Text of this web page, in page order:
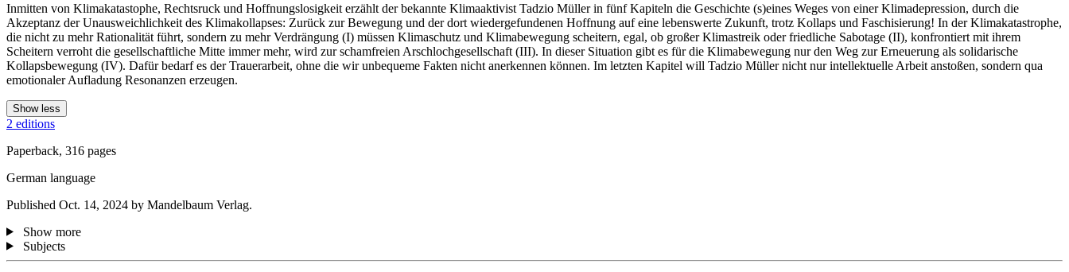
Inmitten von Klimakatastophe, Rechtsruck und Hoffnungslosigkeit erzählt der bekannte Klimaaktivist Tadzio Müller in fünf Kapiteln die Geschichte (s)eines Weges von einer Klimadepression, durch die
Akzeptanz der Unausweichlichkeit des Klimakollapses: Zurück zur Bewegung und der dort wiedergefundenen Hoffnung auf eine lebenswerte Zukunft, trotz Kollaps und Faschisierung! In der Klimakatastrophe,
die nicht zu mehr Rationalität führt, sondern zu mehr Verdrängung (I) müssen Klimaschutz und Klimabewegung scheitern, egal, ob großer Klimastreik oder friedliche Sabotage (II), konfrontiert mit ihrem
Scheitern verroht die gesellschaftliche Mitte immer mehr, wird zur schamfreien Arschlochgesellschaft (III). In dieser Situation gibt es für die Klimabewegung nur den Weg zur Erneuerung als solidarische
Kollapsbewegung (IV). Dafür bedarf es der Trauerarbeit, ohne die wir unbequeme Fakten nicht anerkennen können. Im letzten Kapitel will Tadzio Müller nicht nur intellektuelle Arbeit anstoßen, sondern qua
emotionaler Aufladung Resonanzen erzeugen.
Show less
2 editions
Paperback, 316 pages
German language
Published Oct. 14, 2024 by Mandelbaum Verlag.
Show more
Subjects